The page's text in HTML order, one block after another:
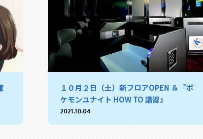
１０月２日（土）新フロアOPEN ＆『ポ
ケモンユナイト HOW TO 講習』
2021.10.04